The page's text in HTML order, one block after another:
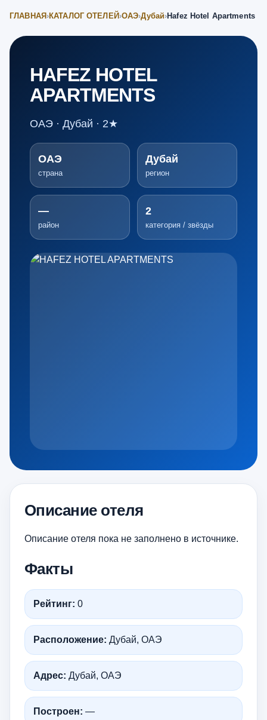
ГЛАВНАЯ ›КАТАЛОГ ОТЕЛЕЙ ›ОАЭ›Дубай›Hafez Hotel Apartments
HAFEZ HOTEL
APARTMENTS
ОАЭ · Дубай · 2★
ОАЭ
страна
Дубай
регион
—
район
2
категория / звёзды
Описание отеля
Описание отеля пока не заполнено в источнике.
Факты
Рейтинг: 0
Расположение: Дубай, ОАЭ
Адрес: Дубай, ОАЭ
Построен: —